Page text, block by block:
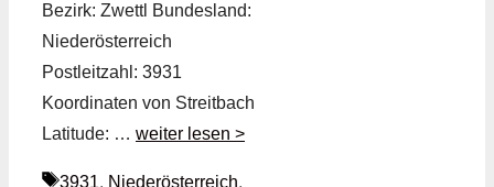
Bezirk: Zwettl Bundesland:
Niederösterreich
Postleitzahl: 3931
Koordinaten von Streitbach
Latitude: … weiter lesen >
Schlagwörter
3931, Niederösterreich,